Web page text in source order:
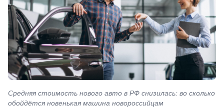
Средняя стоимость нового авто в РФ снизилась: во сколько
обойдётся новенькая машина новороссийцам